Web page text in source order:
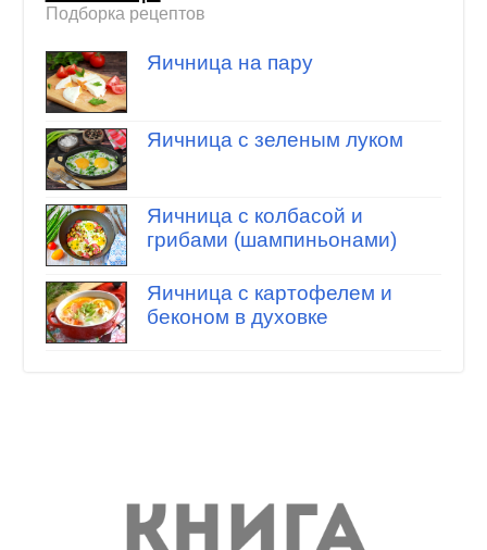
Подборка рецептов
Яичница на пару
Яичница с зеленым луком
Яичница с колбасой и
грибами (шампиньонами)
Яичница с картофелем и
беконом в духовке